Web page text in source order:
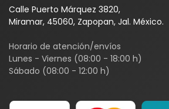
Calle Puerto Márquez 3820,
Miramar, 45060, Zapopan, Jal. México.
Horario de atención/envíos
Lunes - Viernes (08:00 - 18:00 h)
Sábado (08:00 - 12:00 h)